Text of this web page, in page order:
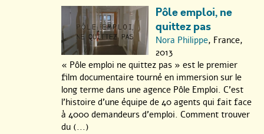
Pôle emploi, ne
quittez pas
Nora Philippe, France,
2013
« Pôle emploi ne quittez pas » est le premier
film documentaire tourné en immersion sur le
long terme dans une agence Pôle Emploi. C’est
l’histoire d’une équipe de 40 agents qui fait face
à 4000 demandeurs d’emploi. Comment trouver
du (...)